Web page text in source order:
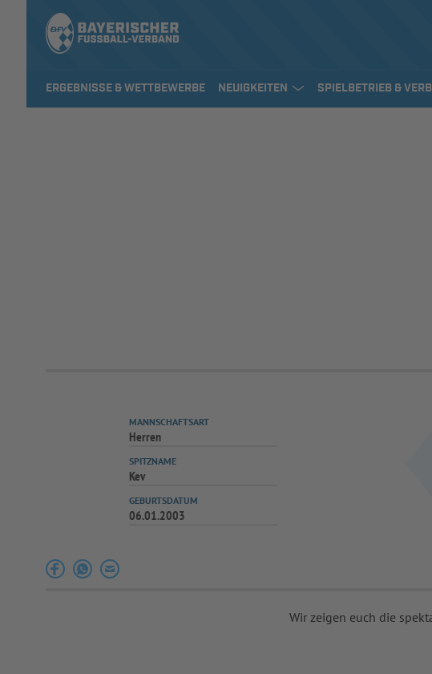
ERGEBNISSE & WETTBEWERBE NEUIGKEITEN SPIELBETRIEB &
MANNSCHAFTSART
Herren
SPITZNAME
Kev
GEBURTSDATUM
06.01.2003
Wir zeigen euch die